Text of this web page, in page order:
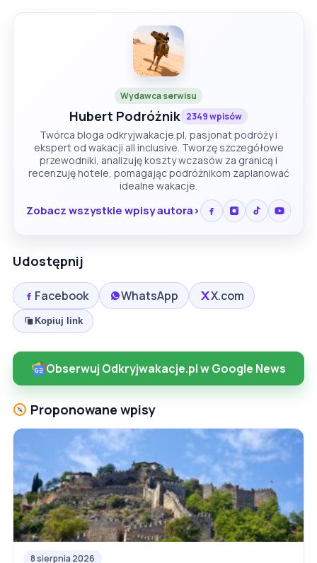
Wydawca serwisu
Hubert Podróżnik 2349 wpisów
Twórca bloga odkryjwakacje.pl, pasjonat podróży i
ekspert od wakacji all inclusive. Tworzę szczegółowe
przewodniki, analizuję koszty wczasów za granicą i
recenzuję hotele, pomagając podróżnikom zaplanować
idealne wakacje.
Zobacz wszystkie wpisy autora
Udostępnij
Facebook WhatsApp X.com
Kopiuj link
Obserwuj Odkryjwakacje.pl w Google News
Proponowane wpisy
8 sierpnia 2026